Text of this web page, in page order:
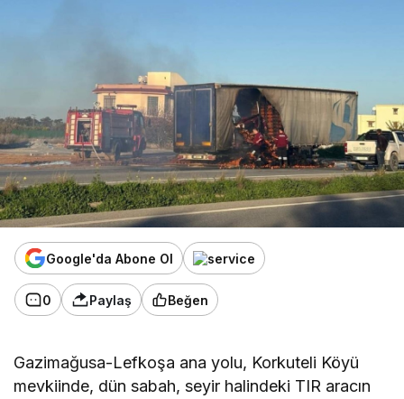
Google'da Abone Ol
0 Paylaş Beğen
Gazimağusa-Lefkoşa ana yolu, Korkuteli Köyü
mevkiinde, dün sabah, seyir halindeki TIR aracın